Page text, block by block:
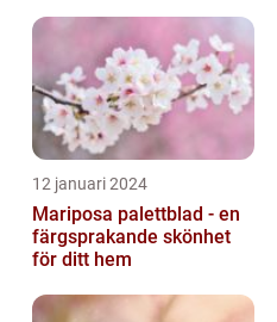
12 januari 2024
Mariposa palettblad - en
färgsprakande skönhet
för ditt hem